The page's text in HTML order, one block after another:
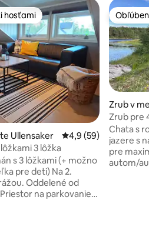
hosťami
hosťami
Ullensaker Priemerné
4,9 (59)
3 lôžka
s 3 lôžkami (+ možno
deti) Na 2.
Oddelené od
na parkovanie
Zrub v
Zrub pre
Osla,
Chata s
jazere s
pre
autom/